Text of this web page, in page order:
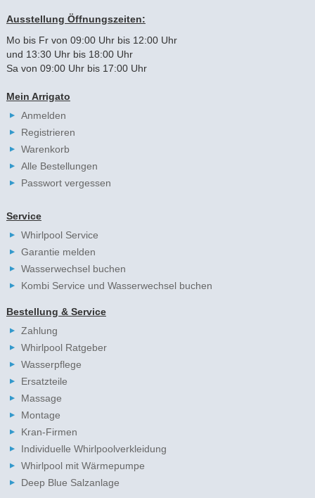
Ausstellung Öffnungszeiten:
Mo bis Fr von 09:00 Uhr bis 12:00 Uhr
und 13:30 Uhr bis 18:00 Uhr
Sa von 09:00 Uhr bis 17:00 Uhr
Mein Arrigato
Anmelden
Registrieren
Warenkorb
Alle Bestellungen
Passwort vergessen
Service
Whirlpool Service
Garantie melden
Wasserwechsel buchen
Kombi Service und Wasserwechsel buchen
Bestellung & Service
Zahlung
Whirlpool Ratgeber
Wasserpflege
Ersatzteile
Massage
Montage
Kran-Firmen
Individuelle Whirlpoolverkleidung
Whirlpool mit Wärmepumpe
Deep Blue Salzanlage